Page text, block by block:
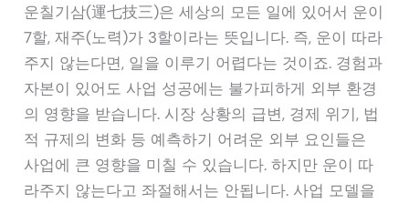
운칠기삼(運七技三)은 세상의 모든 일에 있어서 운이
7할, 재주(노력)가 3할이라는 뜻입니다. 즉, 운이 따라
주지 않는다면, 일을 이루기 어렵다는 것이죠. 경험과
자본이 있어도 사업 성공에는 불가피하게 외부 환경
의 영향을 받습니다. 시장 상황의 급변, 경제 위기, 법
적 규제의 변화 등 예측하기 어려운 외부 요인들은
사업에 큰 영향을 미칠 수 있습니다. 하지만 운이 따
라주지 않는다고 좌절해서는 안됩니다. 사업 모델을